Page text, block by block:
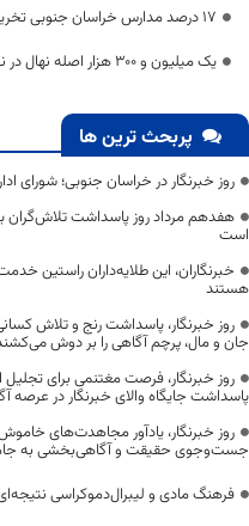
17 درصد مدارس خراسان جنوبی تخریبی است
یک میلیون و 300 هزار اصله نهال در نهالستان‌های استان تولید شده است
پربحث ترین ها
روز خبرنگار در خراسان جنوبی؛ شورای
هفدهم مرداد روز پاسداشت تلاش‌گران
است
خبرنگاران، این طلایه‌داران راستین
هستند
روز خبرنگار، پاسداشت رنج و تلاش
جان و مال، پرچم آگاهی را بر دوش
روز خبرنگار، فرصت مغتنمی برای
پاسداشت جایگاه والای خبرنگار در عرصه
روز خبرنگار، یادآور مجاهدت‌های
جست‌وجوی حقیقت و آگاهی‌بخشی به
فرهنگ مادی و لیبرال‌دموکراسی